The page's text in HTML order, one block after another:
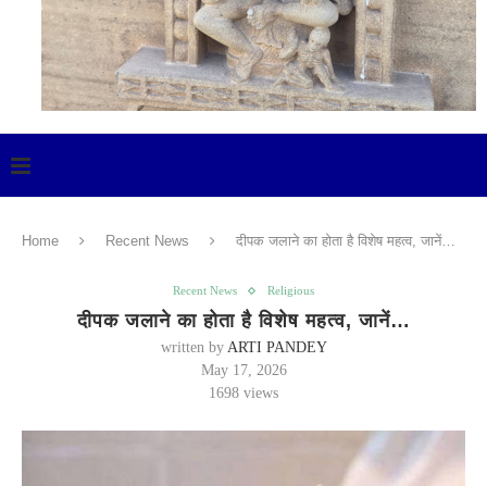
Home Recent News दीपक जलाने का होता है विशेष महत्व, जानें…
Recent News Religious
दीपक जलाने का होता है विशेष महत्व, जानें…
written by ARTI PANDEY
May 17, 2026
1698 views